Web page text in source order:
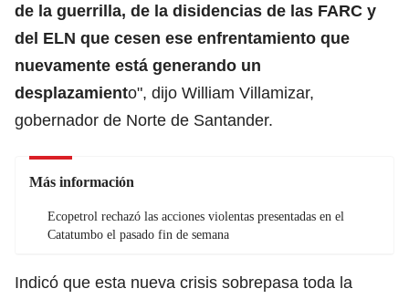
de la guerrilla, de la disidencias de las FARC y
del ELN que cesen ese enfrentamiento que
nuevamente está generando un
desplazamiento", dijo William Villamizar,
gobernador de Norte de Santander.
Más información
Ecopetrol rechazó las acciones violentas presentadas en el
Catatumbo el pasado fin de semana
Indicó que esta nueva crisis sobrepasa toda la